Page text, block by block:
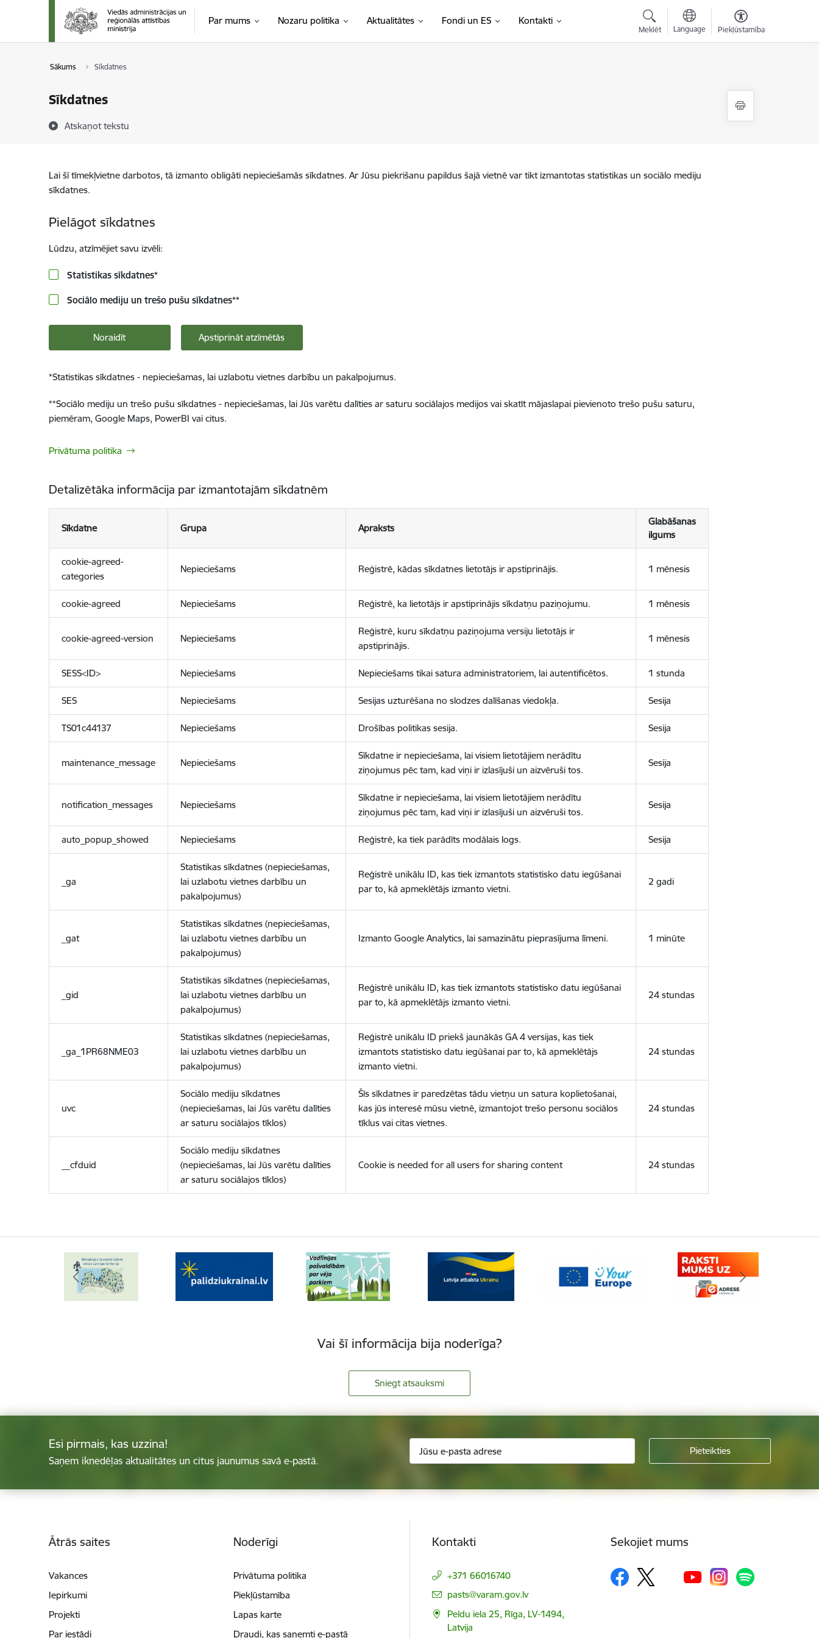
Pāriet uz lapas saturu
Par mums Nozaru politika Aktualitātes Fondi un ES Kontakti
Meklēt Language Piekļūstamība
Sākums Sīkdatnes
Sīkdatnes
Atskaņot tekstu
Lai šī tīmekļvietne darbotos, tā izmanto obligāti nepieciešamās sīkdatnes. Ar Jūsu piekrišanu papildus šajā vietnē var tikt izmantotas statistikas un sociālo mediju
sīkdatnes.
Pielāgot sīkdatnes
Lūdzu, atzīmējiet savu izvēli:
Statistikas sīkdatnes*
Sociālo mediju un trešo pušu sīkdatnes**
Noraidīt Apstiprināt atzīmētās
*Statistikas sīkdatnes - nepieciešamas, lai uzlabotu vietnes darbību un pakalpojumus.
**Sociālo mediju un trešo pušu sīkdatnes - nepieciešamas, lai Jūs varētu dalīties ar saturu sociālajos medijos vai skatīt mājaslapai pievienoto trešo pušu saturu,
piemēram, Google Maps, PowerBI vai citus.
Privātuma politika
Detalizētāka informācija par izmantotajām sīkdatnēm
Sīkdatne Grupa Apraksts
Glabāšanas
ilgums
cookie-agreed-
categories
Nepieciešams Reģistrē, kādas sīkdatnes lietotājs ir apstiprinājis. 1 mēnesis
cookie-agreed Nepieciešams Reģistrē, ka lietotājs ir apstiprinājis sīkdatņu paziņojumu. 1 mēnesis
cookie-agreed-version Nepieciešams
Reģistrē, kuru sīkdatņu paziņojuma versiju lietotājs ir
apstiprinājis.
1 mēnesis
SESS<ID> Nepieciešams Nepieciešams tikai satura administratoriem, lai autentificētos. 1 stunda
SES Nepieciešams Sesijas uzturēšana no slodzes dalīšanas viedokļa. Sesija
TS01c44137 Nepieciešams Drošības politikas sesija. Sesija
maintenance_message Nepieciešams
Sīkdatne ir nepieciešama, lai visiem lietotājiem nerādītu
ziņojumus pēc tam, kad viņi ir izlasījuši un aizvēruši tos.
Sesija
notification_messages Nepieciešams
Sīkdatne ir nepieciešama, lai visiem lietotājiem nerādītu
ziņojumus pēc tam, kad viņi ir izlasījuši un aizvēruši tos.
Sesija
auto_popup_showed Nepieciešams Reģistrē, ka tiek parādīts modālais logs. Sesija
_ga
Statistikas sīkdatnes (nepieciešamas,
lai uzlabotu vietnes darbību un
pakalpojumus)
Reģistrē unikālu ID, kas tiek izmantots statistisko datu iegūšanai
par to, kā apmeklētājs izmanto vietni.
2 gadi
_gat
Statistikas sīkdatnes (nepieciešamas,
lai uzlabotu vietnes darbību un
pakalpojumus)
Izmanto Google Analytics, lai samazinātu pieprasījuma līmeni. 1 minūte
_gid
Statistikas sīkdatnes (nepieciešamas,
lai uzlabotu vietnes darbību un
pakalpojumus)
Reģistrē unikālu ID, kas tiek izmantots statistisko datu iegūšanai
par to, kā apmeklētājs izmanto vietni.
24 stundas
_ga_1PR68NME03
Statistikas sīkdatnes (nepieciešamas,
lai uzlabotu vietnes darbību un
pakalpojumus)
Reģistrē unikālu ID priekš jaunākās GA 4 versijas, kas tiek
izmantots statistisko datu iegūšanai par to, kā apmeklētājs
izmanto vietni.
24 stundas
uvc
Sociālo mediju sīkdatnes
(nepieciešamas, lai Jūs varētu dalīties
ar saturu sociālajos tīklos)
Šīs sīkdatnes ir paredzētas tādu vietņu un satura koplietošanai,
kas jūs interesē mūsu vietnē, izmantojot trešo personu sociālos
tīklus vai citas vietnes.
24 stundas
__cfduid
Sociālo mediju sīkdatnes
(nepieciešamas, lai Jūs varētu dalīties
ar saturu sociālajos tīklos)
Cookie is needed for all users for sharing content 24 stundas
Vai šī informācija bija noderīga?
Sniegt atsauksmi
Esi pirmais, kas uzzina!
Saņem iknedēļas aktualitātes un citus jaunumus savā e-pastā.
Ātrās saites
Vakances
Iepirkumi
Projekti
Par iestādi
Noderīgi
Privātuma politika
Piekļūstamība
Lapas karte
Draudi, kas saņemti e-pastā
Kontakti
+371 66016740
E-pasts:
pasts@varam.gov.lv
Peldu iela 25, Rīga, LV-1494,
Latvija
Sekojiet mums